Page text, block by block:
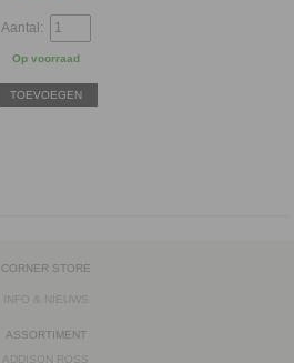
Aantal:
Op voorraad
TOEVOEGEN
CORNER STORE
INFO & NIEUWS
ASSORTIMENT
ADDISON ROSS